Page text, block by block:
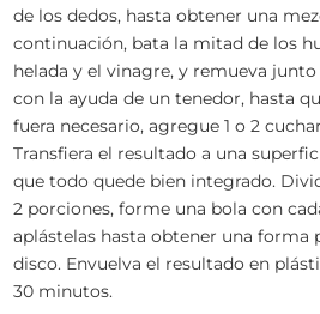
de los dedos, hasta obtener una
continuación, bata la mitad de los
helada y el vinagre, y remueva
con la ayuda de un tenedor, hasta
fuera necesario, agregue 1 o 2
Transfiera el resultado a una
que todo quede bien integrado.
2 porciones, forme una bola con
aplástelas hasta obtener una forma
disco. Envuelva el resultado en
30 minutos.